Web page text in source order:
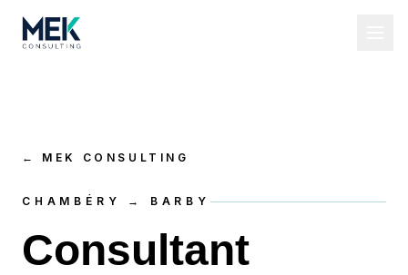
← MEK CONSULTING
CHAMBÉRY → BARBY
Consultant